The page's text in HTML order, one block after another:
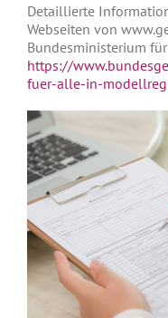
Detaillierte
Webseiten von
Bundesministerium
https://
fuer-alle-in-